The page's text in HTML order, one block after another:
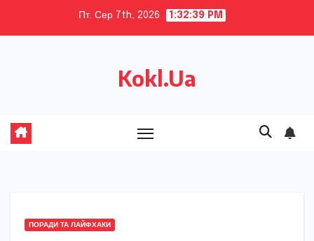
Пт. Сер 7th, 2026 1:32:40 PM
Kokl.Ua
ПОРАДИ ТА ЛАЙФХАКИ